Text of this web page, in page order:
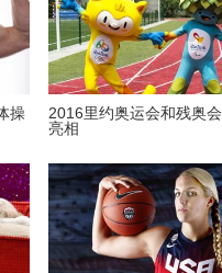
2016里约奥运会和残奥会吉祥物